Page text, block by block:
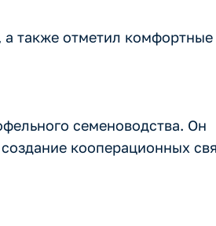
также отметил комфортные
семеноводства. Он
кооперационных